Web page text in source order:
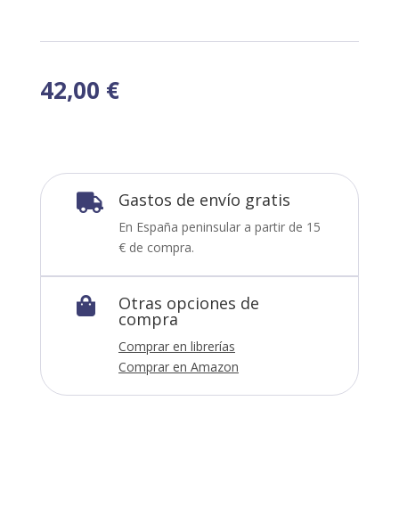
42,00 €
 Gastos de envío gratis
En España peninsular a partir de 15
€ de compra.
 Otras opciones de
compra
Comprar en librerías
Comprar en Amazon